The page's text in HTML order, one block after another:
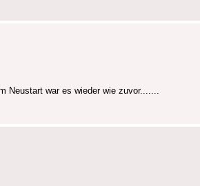
war es wieder wie zuvor.......